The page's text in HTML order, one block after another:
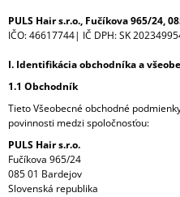
PULS Hair s.r.o., Fučíkova 965/24,
IČO: 46617744| IČ DPH: SK
I. Identifikácia obchodníka a
1.1 Obchodník
Tieto Všeobecné obchodné
povinnosti medzi spoločnosťou:
PULS Hair s.r.o.
Fučíkova 965/24
085 01 Bardejov
Slovenská republika
T
N
Á
J
S
Ť
?